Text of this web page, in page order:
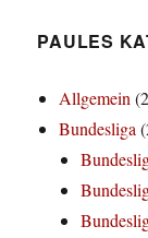
PAULES
Allgemein
Bundesliga